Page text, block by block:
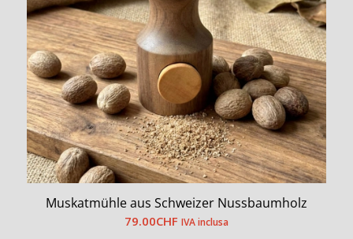
Muskatmühle aus Schweizer Nussbaumholz
79.00CHF IVA inclusa